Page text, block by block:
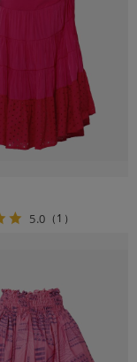
5.0 （1）